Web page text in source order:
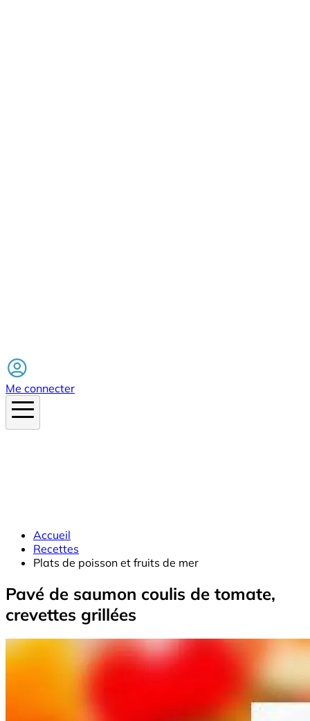
Me connecter
Accueil
Recettes
Plats de poisson et fruits de mer
Pavé de saumon coulis de tomate,
crevettes grillées